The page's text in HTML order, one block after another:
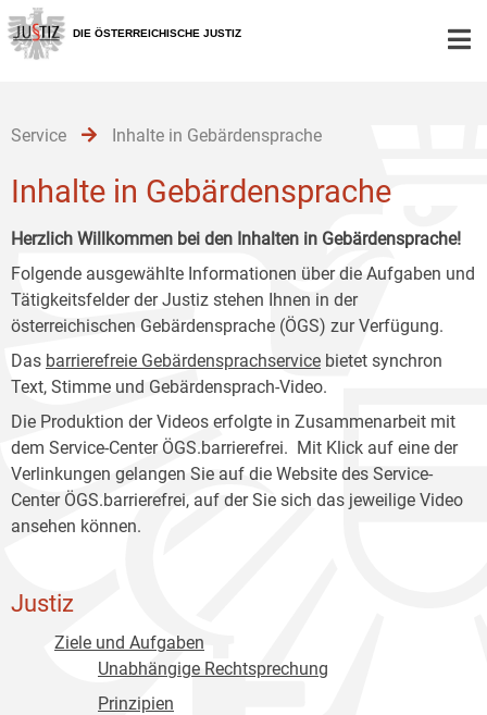
Zur
Hauptnavigation
[1]
Zum
Inhalt
[2]
Zum
Untermenü
[3]
DIE ÖSTERREICHISCHE JUSTIZ
Service Inhalte in Gebärdensprache
Inhalte in Gebärdensprache
Herzlich Willkommen bei den Inhalten in Gebärdensprache!
Folgende ausgewählte Informationen über die Aufgaben und
Tätigkeitsfelder der Justiz stehen Ihnen in der
österreichischen Gebärdensprache (ÖGS) zur Verfügung.
Das barrierefreie Gebärdensprachservice bietet synchron
Text, Stimme und Gebärdensprach-Video.
Die Produktion der Videos erfolgte in Zusammenarbeit mit
dem Service-Center ÖGS.barrierefrei. Mit Klick auf eine der
Verlinkungen gelangen Sie auf die Website des Service-
Center ÖGS.barrierefrei, auf der Sie sich das jeweilige Video
ansehen können.
Justiz
Ziele und Aufgaben
Unabhängige Rechtsprechung
Prinzipien